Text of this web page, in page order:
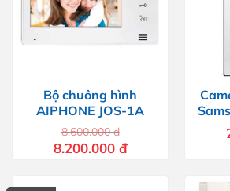
Bộ chuông hình
AIPHONE JOS-1A
8.600.000đ
Giá
gốc
8.200.000 đGiá
hiện